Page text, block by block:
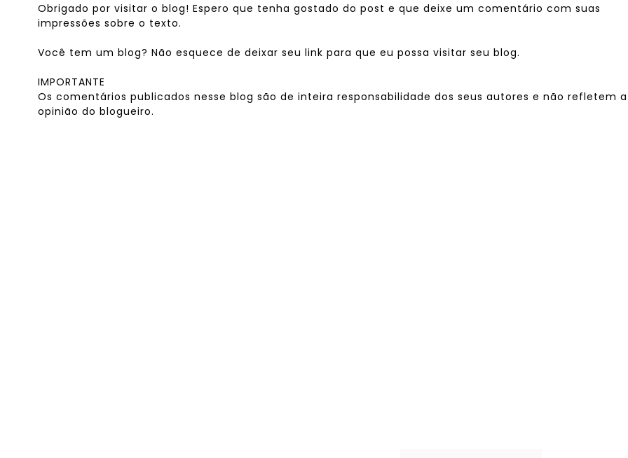
Obrigado por visitar o blog! Espero que tenha gostado do post e que deixe um comentário com suas
impressões sobre o texto.
Você tem um blog? Não esquece de deixar seu link para que eu possa visitar seu blog.
IMPORTANTE
Os comentários publicados nesse blog são de inteira responsabilidade dos seus autores e não refletem a
opinião do blogueiro.